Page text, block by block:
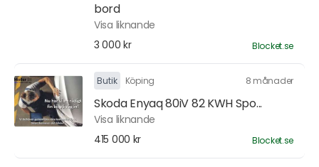
bord
Visa liknande
3 000 kr
Blocket.se
Butik Köping 8 månader
Skoda Enyaq 80iV 82 KWH Spo...
Visa liknande
415 000 kr
Blocket.se